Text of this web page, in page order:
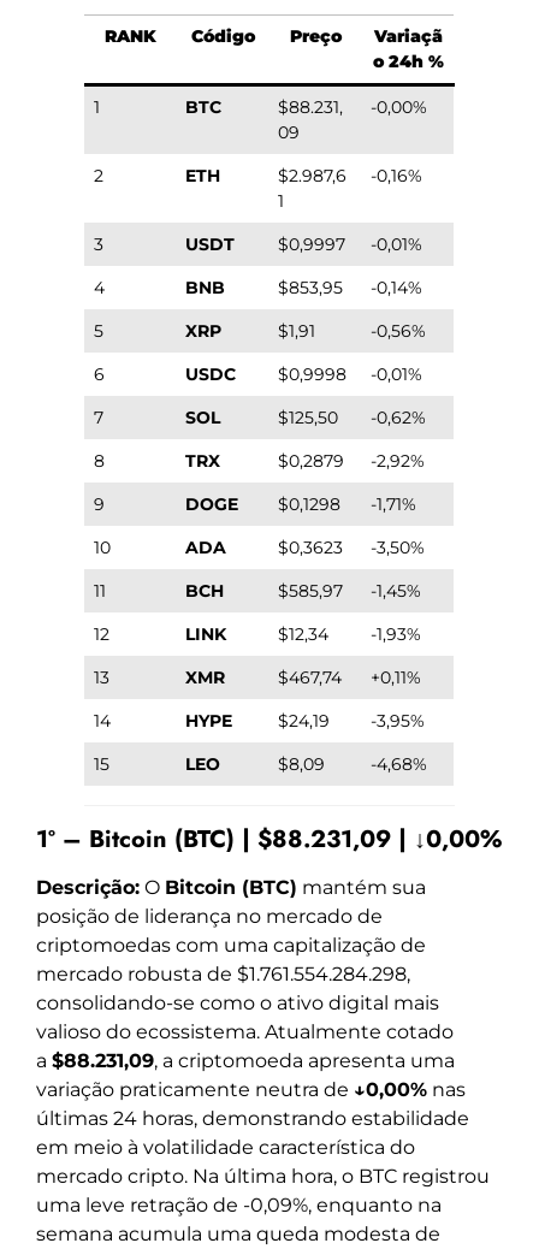
RANK Código Preço
Variaçã
o 24h %
1 BTC
$88.231,
09
-0,00%
2 ETH
$2.987,6
1
-0,16%
3 USDT $0,9997
-0,01%
4
BNB $853,95
-0,14%
5
XRP $1,91
-0,56%
6
USDC $0,9998
-0,01%
7
SOL $125,50
-0,62%
8
TRX $0,2879
-2,92%
9
DOGE $0,1298
-1,71%
10
ADA $0,3623
-3,50%
11
BCH $585,97
-1,45%
12
LINK $12,34
-1,93%
13
XMR $467,74
+0,11%
14
HYPE $24,19
-3,95%
15
LEO $8,09 -4,68%
1º – Bitcoin (BTC) | $88.231,09 | ↓0,00%
Descrição: O Bitcoin (BTC) mantém sua
posição de liderança no mercado de
criptomoedas com uma capitalização de
mercado robusta de $1.761.554.284.298,
consolidando-se como o ativo digital mais
valioso do ecossistema. Atualmente cotado
a $88.231,09, a criptomoeda apresenta uma
variação praticamente neutra de ↓0,00% nas
últimas 24 horas, demonstrando estabilidade
em meio à volatilidade característica do
mercado cripto. Na última hora, o BTC registrou
uma leve retração de -0,09%, enquanto na
semana acumula uma queda modesta de